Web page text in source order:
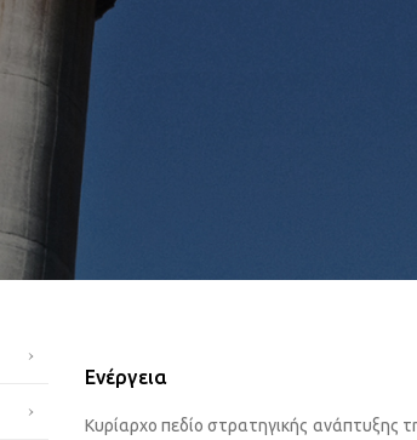
Ενέργεια
Κυρίαρχο πεδίο στρατηγικής ανάπτυξης